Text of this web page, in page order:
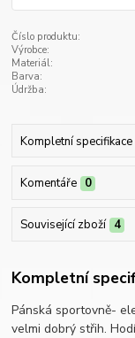
Číslo produktu:
Výrobce:
Materiál:
Barva:
Údržba:
Kompletní specifikace
Komentáře 0
Související zboží 4
Kompletní
Pánská sportovně-
velmi dobrý střih.